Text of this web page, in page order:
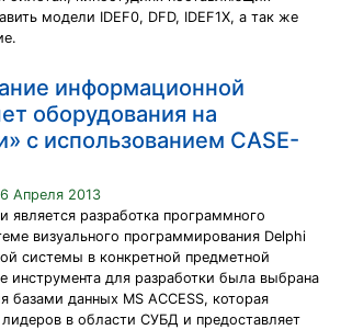
модели IDEF0, DFD, IDEF1X, а так же
информационной
оборудования на
с использованием CASE-
Апреля 2013
является разработка программного
визуального программирования Delphi
системы в конкретной предметной
инструмента для разработки была выбрана
базами данных MS ACCESS, которая
в области СУБД и предоставляет